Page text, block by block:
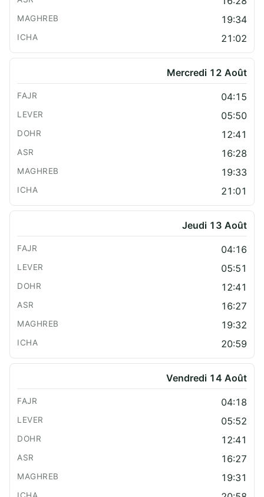
19:34
21:02
Mercredi 12 Août
04:15
05:50
12:41
16:28
19:33
21:01
Jeudi 13 Août
04:16
05:51
12:41
16:27
19:32
20:59
Vendredi 14 Août
04:18
05:52
12:41
16:27
19:31